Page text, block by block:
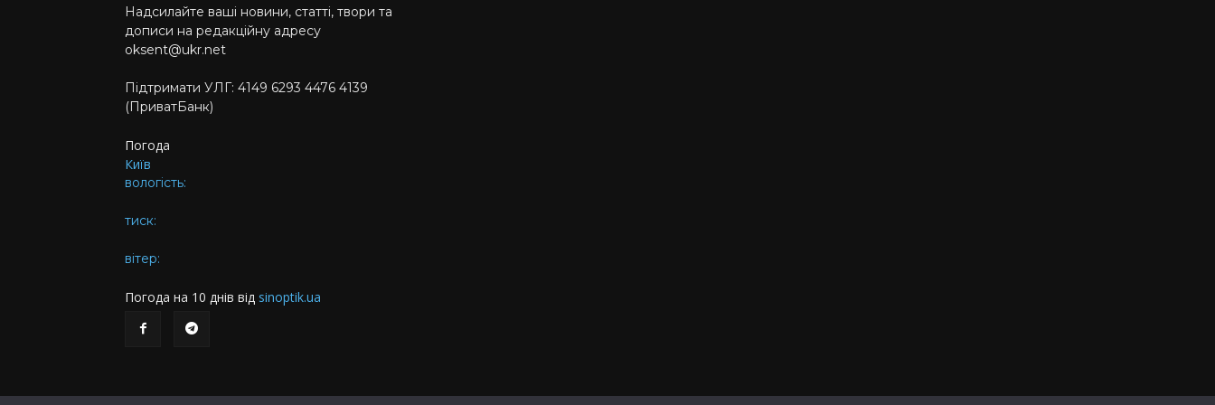
Надсилайте ваші новини, статті, твори та
дописи на редакційну адресу
oksent@ukr.net
Підтримати УЛГ: 4149 6293 4476 4139
(ПриватБанк)
Погода
Київ
вологість:
тиск:
вітер:
Погода на 10 днів від sinoptik.ua